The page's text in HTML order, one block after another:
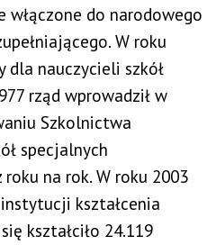
włączone do narodowego
W roku
dla nauczycieli szkół
rząd wprowadził w
Szkolnictwa
specjalnych
na rok. W roku 2003
kształcenia
kształciło 24.119